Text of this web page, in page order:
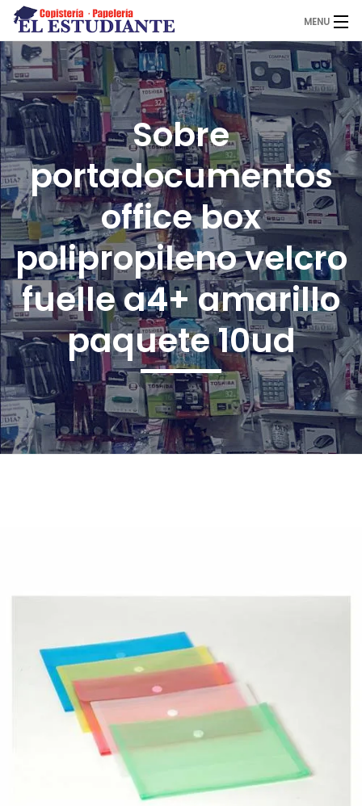
MENU
El Estudiante
Copistería
Papelería
Servicios
Novedades
¿Quiénes Somos?
Contacto
Sobre
portadocumentos
office box
polipropileno velcro
fuelle a4+ amarillo
paquete 10ud